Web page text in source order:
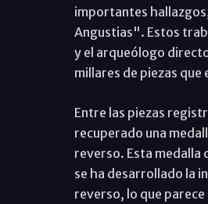
importantes
Angustias". Estos
y el arqueólogo
millares de piezas
Entre las piezas
recuperado una
reverso. Esta medalla
se ha desarrollado la
reverso, lo que parece